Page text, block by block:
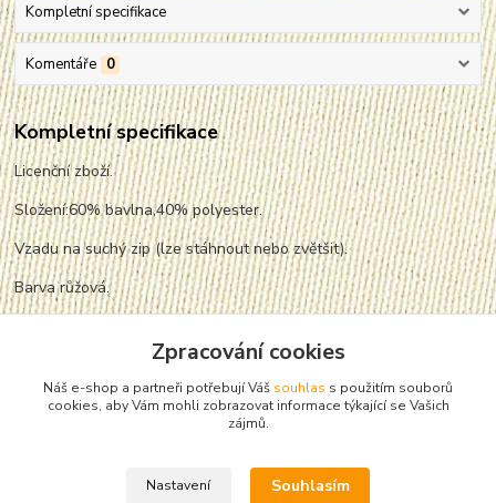
Kompletní specifikace
Komentáře 0
Kompletní specifikace
Licenční zboží.
Složení:60% bavlna,40% polyester.
Vzadu na suchý zip (lze stáhnout nebo zvětšit).
Barva růžová.
Veliost:52,54.
Zpracování cookies
Náš e-shop a partneři potřebují Váš souhlas s použitím souborů
cookies, aby Vám mohli zobrazovat informace týkající se Vašich
zájmů.
Nastavení Souhlasím